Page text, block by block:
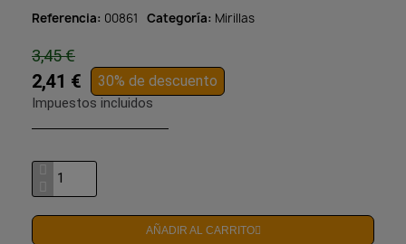
Referencia 00861 Categoría Mirillas
3,45 €
2,41 € 30% de descuento
Impuestos incluidos
AÑADIR AL CARRITO